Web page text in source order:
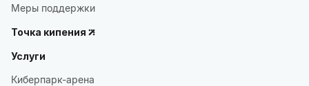
Меры поддержки
Точка кипения
Услуги
Киберпарк-арена